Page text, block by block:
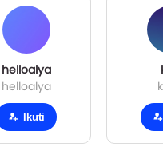
helloalya
helloalya
Ikuti